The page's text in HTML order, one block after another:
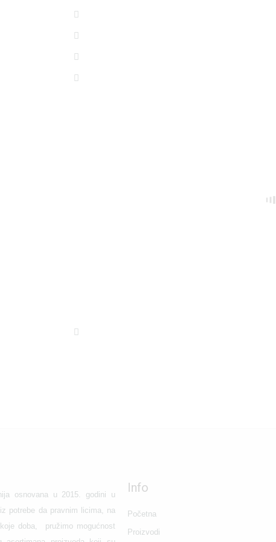
osnovana u 2015. godini u
potrebe da pravnim licima, na
doba, pružimo mogućnost
Info
Početna
Proizvodi